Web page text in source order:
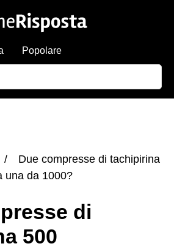
Popolare
Due compresse di tachipirina
una da 1000?
di
500